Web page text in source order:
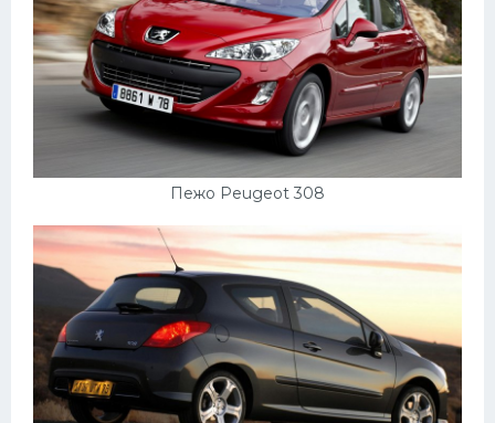
Пежо Peugeot 308